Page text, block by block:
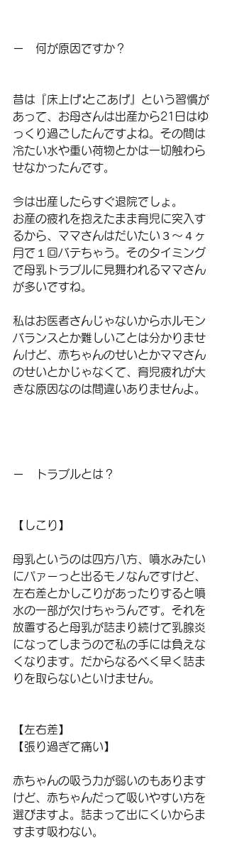
ー　何が原因ですか？
昔は『床上げ∶とこあげ』という習慣が
あって、お母さんは出産から21日はゆ
っくり過ごしたんですよね。その間は
冷たい水や重い荷物とかは一切触わら
せなかったんです。
今は出産したらすぐ退院でしょ。
お産の疲れを抱えたまま育児に突入す
るから、ママさんはだいたい３〜４ヶ
月で１回バテちゃう。そのタイミング
で母乳トラブルに見舞われるママさん
が多いですね。
私はお医者さんじゃないからホルモン
バランスとか難しいことは分かりませ
んけど、赤ちゃんのせいとかママさん
のせいとかじゃなくて、育児疲れが大
きな原因なのは間違いありませんよ。
ー　トラブルとは？
【しこり】
母乳というのは四方八方、噴水みたい
にパァーっと出るモノなんですけど、
左右差とかしこりがあったりすると噴
水の一部が欠けちゃうんです。それを
放置すると母乳が詰まり続けて乳腺炎
になってしまうので私の手には負えな
くなります。だからなるべく早く詰ま
りを取らないといけません。
【左右差】
【張り過ぎて痛い】
赤ちゃんの吸う力が弱いのもあります
けど、赤ちゃんだって吸いやすい方を
選びますよ。詰まって出にくいからま
すます吸わない。